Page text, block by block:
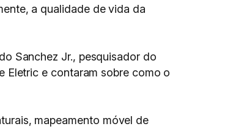
a qualidade de vida da
Sanchez Jr., pesquisador do
Eletric e contaram sobre como o
mapeamento móvel de